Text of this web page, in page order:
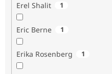
Erel Shalit 1
Eric Berne 1
Erika Rosenberg 1